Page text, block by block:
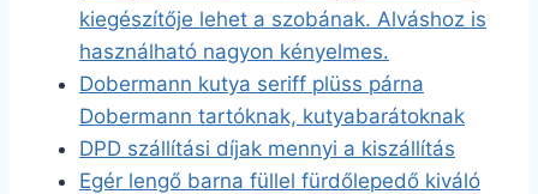
kiegészítője lehet a szobának. Alváshoz is
használható nagyon kényelmes.
Dobermann kutya seriff plüss párna
Dobermann tartóknak, kutyabarátoknak
DPD szállítási díjak mennyi a kiszállítás
Egér lengő barna füllel fürdőlepedő kiváló